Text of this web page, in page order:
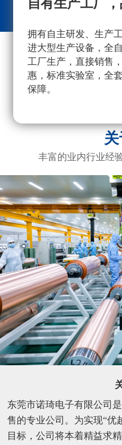
自有生产工厂
拥有自主研发、生产
进大型生产设备，全
工厂生产，直接销售
惠，标准实验室，全
保障。
丰富的业内行业经
东莞市诺琦电子有限公司
售的专业公司。为实现“优
目标，公司将本着精益求